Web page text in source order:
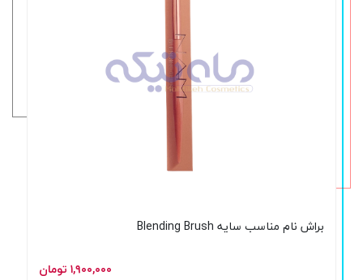
براش نام مناسب سایه Blending Brush
۱,۹۰۰,۰۰۰ تومان